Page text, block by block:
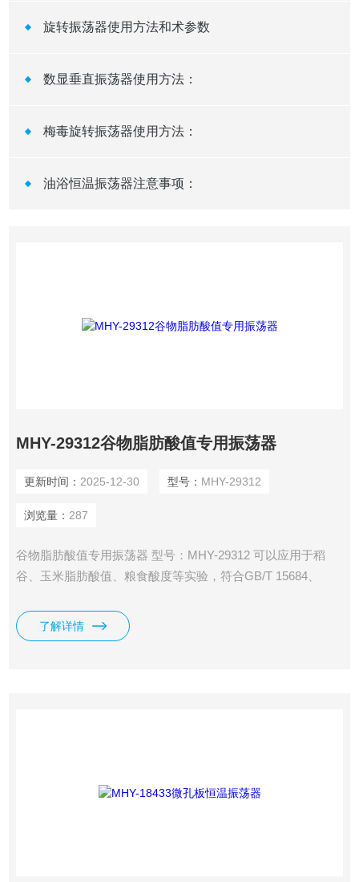
旋转振荡器使用方法和术参数
数显垂直振荡器使用方法：
梅毒旋转振荡器使用方法：
油浴恒温振荡器注意事项：
MHY-29312谷物脂肪酸值专用振荡器
更新时间： 2025-12-30 型号： MHY-29312
浏览量： 287
谷物脂肪酸值专用振荡器 型号：MHY-29312 可以应用于稻
谷、玉米脂肪酸值、粮食酸度等实验，符合GB/T 15684、
了解详情